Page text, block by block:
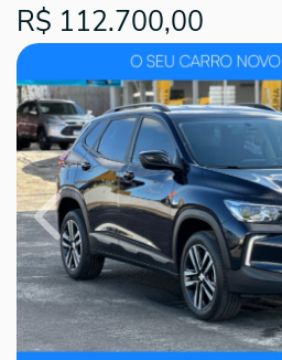
R$ 112.700,00
Previous